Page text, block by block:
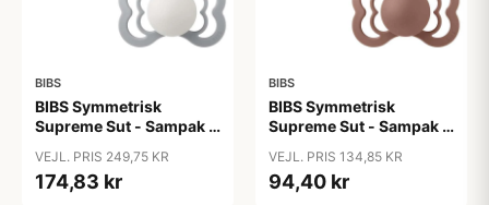
BIBS
BIBS Symmetrisk
Supreme Sut - Sampak -
Tight Little One - GLOW
VEJL. PRIS 249,75 KR
174,83 kr
BIBS
BIBS Symmetrisk
Supreme Sut - Sampak -
Autumn
VEJL. PRIS 134,85 KR
94,40 kr